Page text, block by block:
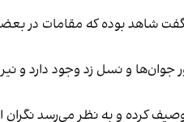
گفت شاهد بوده که مقامات در
و نسل زد وجود دارد و
و به نظر می‌رسد نگران